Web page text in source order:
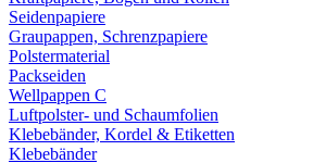
Seidenpapiere
Graupappen, Schrenzpapiere
Polstermaterial
Packseiden
Wellpappen C
Luftpolster- und Schaumfolien
Klebebänder, Kordel & Etiketten
Klebebänder